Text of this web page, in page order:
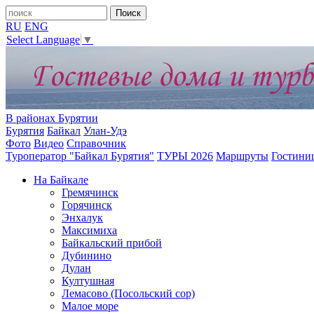
RU ENG
Select Language ▼
В районах Бурятии
Бурятия Байкал Улан-Удэ
Фото Видео Справочник
Туроператор "Байкал Бурятия" ТУРЫ 2026 Маршруты
На Байкале
Гремячинск
Горячинск
Энхалук
Максимиха
Байкальский прибой
Дубинино
Дулан
Култушная
Лемасово (Посольский сор)
Малое море